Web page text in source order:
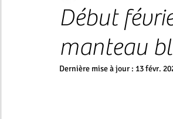
Début
manteau
Dernière mise à jour : 13 févr.